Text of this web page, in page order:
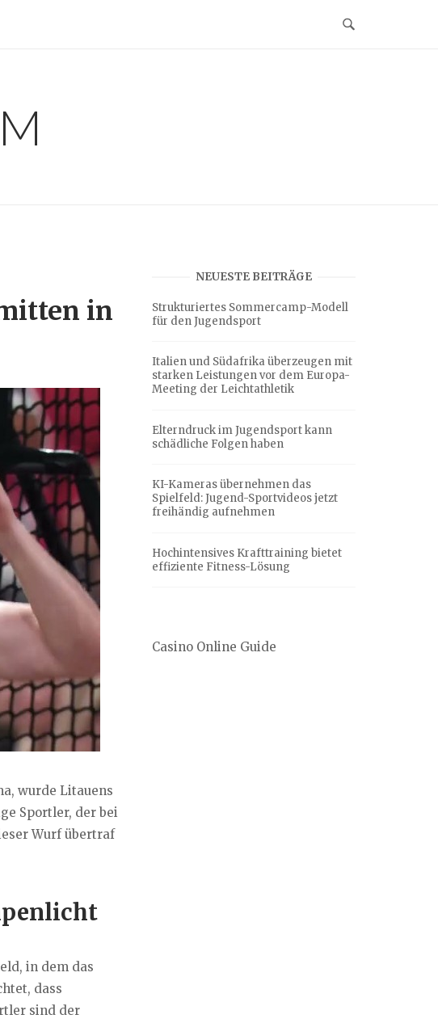
in
wurde Litauens
Sportler, der bei
Wurf übertraf
in dem das
dass
sind der
NEUESTE BEITRÄGE
Strukturiertes Sommercamp-Modell
für den Jugendsport
Italien und Südafrika überzeugen mit
starken Leistungen vor dem Europa-
Meeting der Leichtathletik
Elterndruck im Jugendsport kann
schädliche Folgen haben
KI-Kameras übernehmen das
Spielfeld: Jugend-Sportvideos jetzt
freihändig aufnehmen
Hochintensives Krafttraining bietet
effiziente Fitness-Lösung
Casino Online Guide